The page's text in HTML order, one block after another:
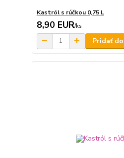
Kastról s rúčkou 0,75 L
8,90 EUR/ks
Pridať